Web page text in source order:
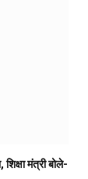
मंत्री बोले-